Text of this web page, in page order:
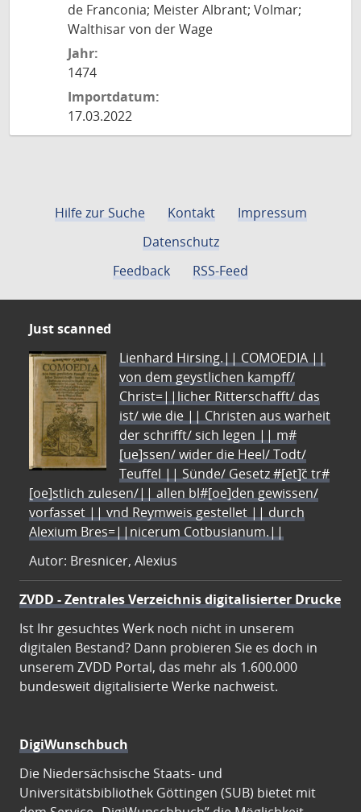
de Franconia; Meister Albrant; Volmar;
Walthisar von der Wage
Jahr:
1474
Importdatum:
17.03.2022
Hilfe zur Suche Kontakt
Impressum
Datenschutz
Feedback
RSS-Feed
Just scanned
Lienhard Hirsing.|| COMOEDIA ||
von dem geystlichen kampff/
Christ=||licher Ritterschafft/ das
ist/ wie die || Christen aus warheit
der schrifft/ sich legen || m#
[ue]ssen/ wider die Heel/ Todt/
Teuffel || Sünde/ Gesetz #[et]c̃ tr#
[oe]stlich zulesen/|| allen bl#[oe]den gewissen/
vorfasset || vnd Reymweis gestellet || durch
Alexium Bres=||nicerum Cotbusianum.||
Autor: Bresnicer, Alexius
ZVDD - Zentrales Verzeichnis digitalisierter Drucke
Ist Ihr gesuchtes Werk noch nicht in unserem
digitalen Bestand? Dann probieren Sie es doch in
unserem ZVDD Portal, das mehr als 1.600.000
bundesweit digitalisierte Werke nachweist.
DigiWunschbuch
Die Niedersächsische Staats- und
Universitätsbibliothek Göttingen (SUB) bietet mit